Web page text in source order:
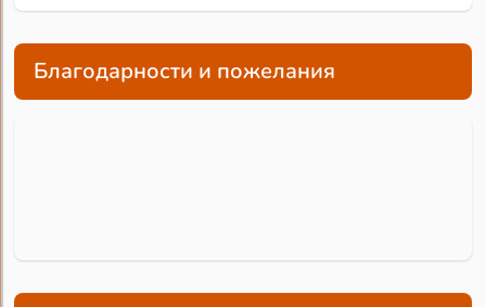
Благодарности и пожелания